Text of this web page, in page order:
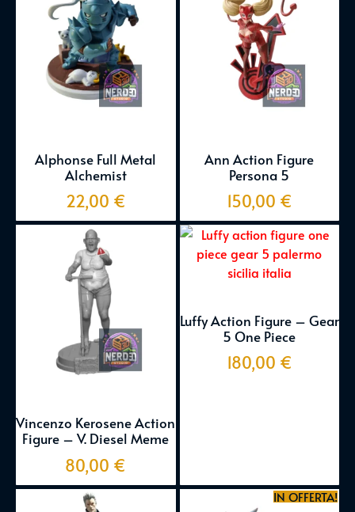
Alphonse Full Metal
Alchemist
22,00 €
Ann Action Figure
Persona 5
150,00 €
Vincenzo Kerosene Action
Figure – V. Diesel Meme
80,00 €
Luffy Action Figure – Gear
5 One Piece
180,00 €
IN OFFERTA!